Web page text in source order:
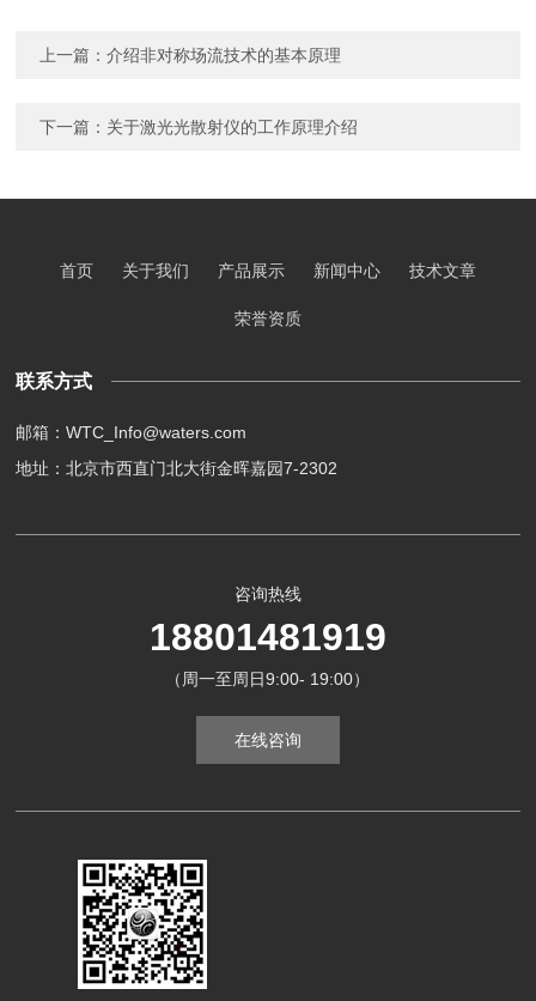
上一篇：介绍非对称场流技术的基本原理
下一篇： 关于激光光散射仪的工作原理介绍
首页 关于我们 产品展示 新闻中心 技术文章
荣誉资质
联系方式
邮箱：WTC_Info@waters.com
地址：北京市西直门北大街金晖嘉园7-2302
咨询热线
18801481919
（周一至周日9:00- 19:00）
在线咨询